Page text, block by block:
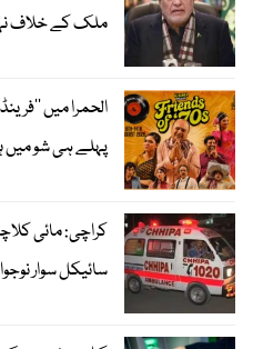
ملک کے خلاف
الحمرا میں
پہلے ہی شو میں
کراچی: مائی
سائیکل سوار